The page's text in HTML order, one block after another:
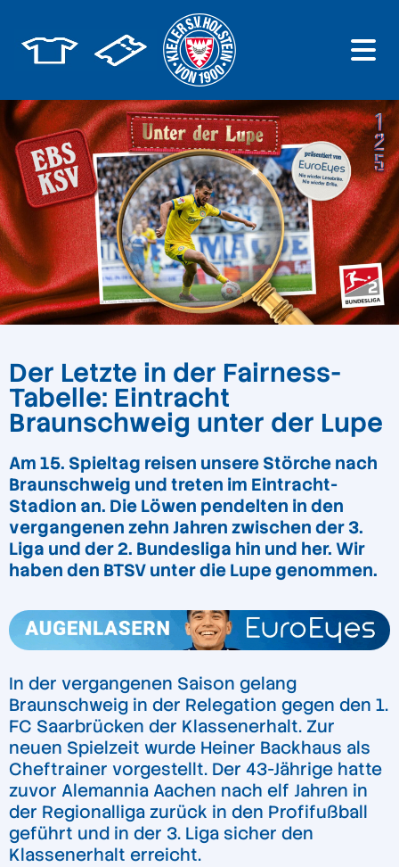
Der Letzte in der Fairness-
Tabelle: Eintracht
Braunschweig unter der Lupe
Am 15. Spieltag reisen unsere Störche nach
Braunschweig und treten im Eintracht-
Stadion an. Die Löwen pendelten in den
vergangenen zehn Jahren zwischen der 3.
Liga und der 2. Bundesliga hin und her. Wir
haben den BTSV unter die Lupe genommen.
In der vergangenen Saison gelang
Braunschweig in der Relegation gegen den 1.
FC Saarbrücken der Klassenerhalt. Zur
neuen Spielzeit wurde Heiner Backhaus als
Cheftrainer vorgestellt. Der 43-Jährige hatte
zuvor Alemannia Aachen nach elf Jahren in
der Regionalliga zurück in den Profifußball
geführt und in der 3. Liga sicher den
Klassenerhalt erreicht.